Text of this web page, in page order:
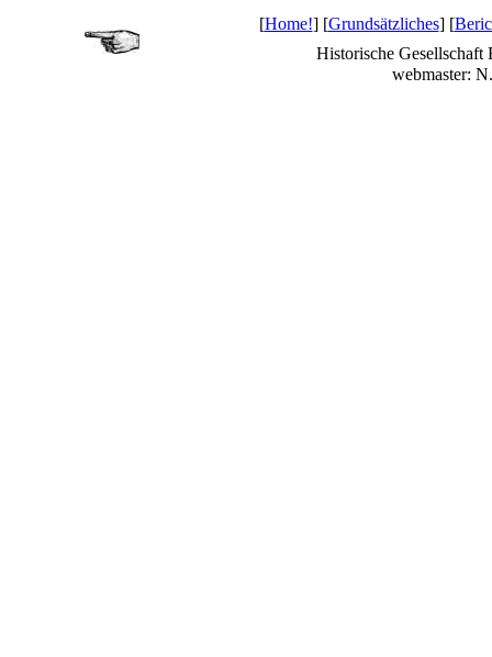
[Home!] [Grundsätzliches] [
Historische Gesellschaft
webmaster: